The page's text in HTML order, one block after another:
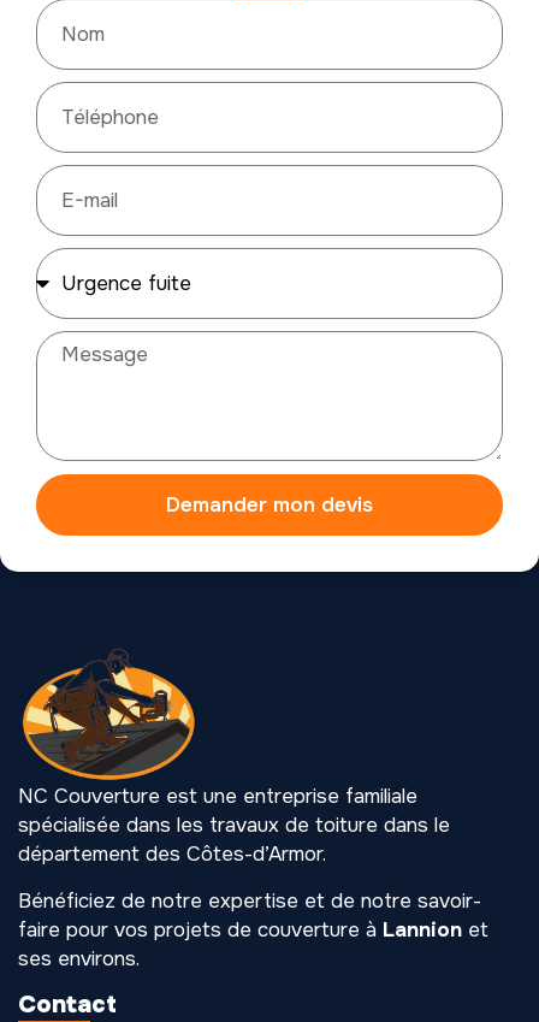
Demander mon devis
NC Couverture est une entreprise familiale
spécialisée dans les travaux de toiture dans le
département des Côtes-d’Armor.
Bénéficiez de notre expertise et de notre savoir-
faire pour vos projets de couverture à Lannion et
ses environs.
Contact